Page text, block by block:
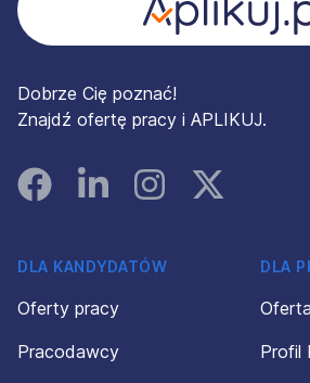
Dobrze Cię poznać!
Znajdź ofertę pracy i APLIKUJ.
FacebookLinked InInstagramInstagram
DLA KANDYDATÓW
Oferty pracy
Pracodawcy
DLA
Profil